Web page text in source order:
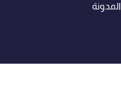
المدونة